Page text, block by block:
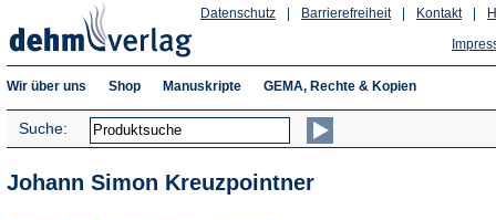
Kontakt
Barrierefreiheit
Datenschutz
Wir über uns Shop Manuskripte GEMA, Rechte & Kopien
Suche:
Johann Simon Kreuzpointner